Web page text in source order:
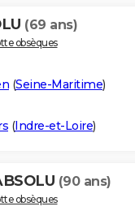
(69 ans)
obsèques
(Seine-Maritime)
(Indre-et-Loire)
(90 ans)
obsèques